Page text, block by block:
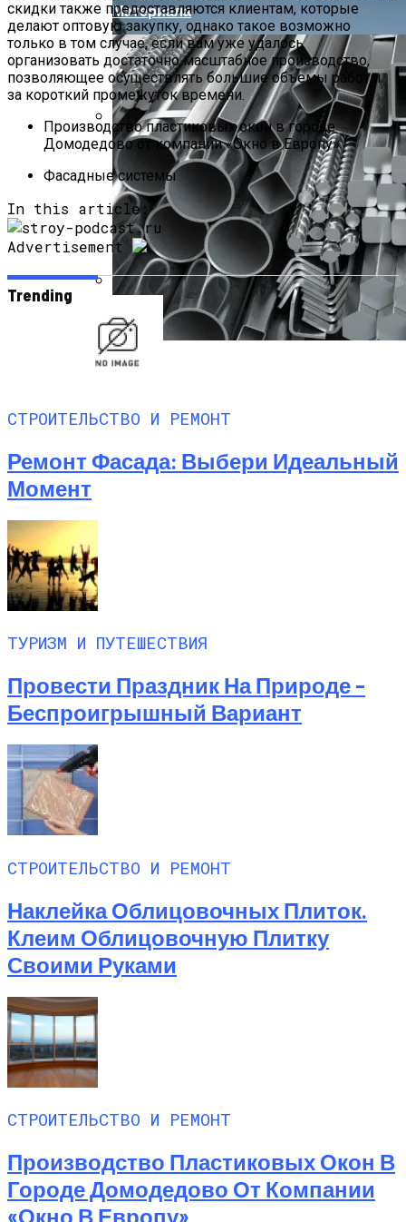
Отдых В Днепропетровске
Влияние Ветровой Нагрузки На
Алюминиевые Конструкции
Материала
Лист Сталь 40Х: Особенности И
скидки также предоставляются клиентам, которые
делают оптовую закупку, однако такое возможно
только в том случае, если вам уже удалось
организовать достаточно масштабное производство,
позволяющее осуществлять большие объемы работы
за короткий промежуток времени.
Производство пластиковых окон в городе
Домодедово от компании «Окно в Европу»
Фасадные системы
In this article:
Advertisement
Trending
СТРОИТЕЛЬСТВО И РЕМОНТ
Ремонт Фасада: Выбери Идеальный
Момент
ТУРИЗМ И ПУТЕШЕСТВИЯ
Провести Праздник На Природе –
Беспроигрышный Вариант
СТРОИТЕЛЬСТВО И РЕМОНТ
Наклейка Облицовочных Плиток.
Клеим Облицовочную Плитку
Своими Руками
СТРОИТЕЛЬСТВО И РЕМОНТ
Производство Пластиковых Окон В
Городе Домодедово От Компании
«Окно В Европу»